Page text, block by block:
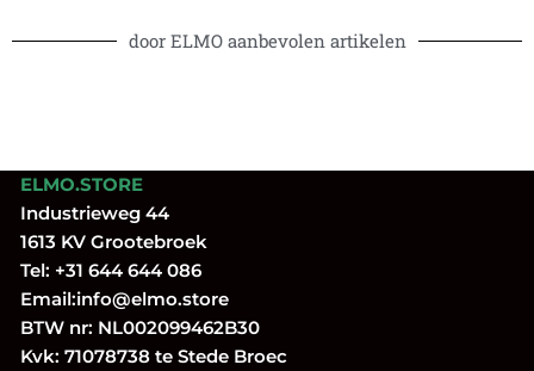
door ELMO aanbevolen artikelen
ELMO.STORE
Industrieweg 44
1613 KV Grootebroek
Tel: +31 644 644 086
Email:info@elmo.store
BTW nr: NL002099462B30
Kvk: 71078738 te Stede Broec